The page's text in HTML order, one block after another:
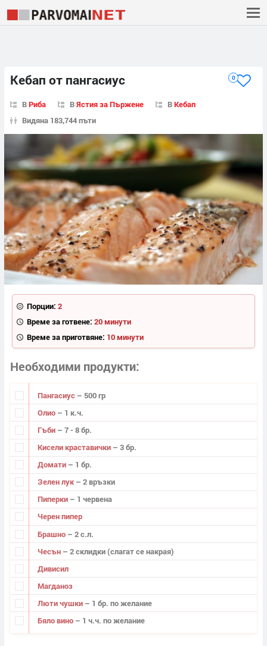
Кебап от пангасиус 0
ВРиба ВЯстия за Пържене ВКебап
Видяна 183,744 пъти
Порции: 2
Време за готвене: 20 минути
Време за приготвяне: 10 минути
Необходими продукти
Пангасиус – 500 гр
Олио – 1 к.ч.
Гъби – 7 - 8 бр.
Кисели краставички – 3 бр.
Домати – 1 бр.
Зелен лук – 2 връзки
Пиперки – 1 червена
Черен пипер
Брашно – 2 с.л.
Чесън – 2 склидки (слагат се накрая)
Дивисил
Магданоз
Люти чушки – 1 бр. по желание
Бяло вино – 1 ч.ч. по желание